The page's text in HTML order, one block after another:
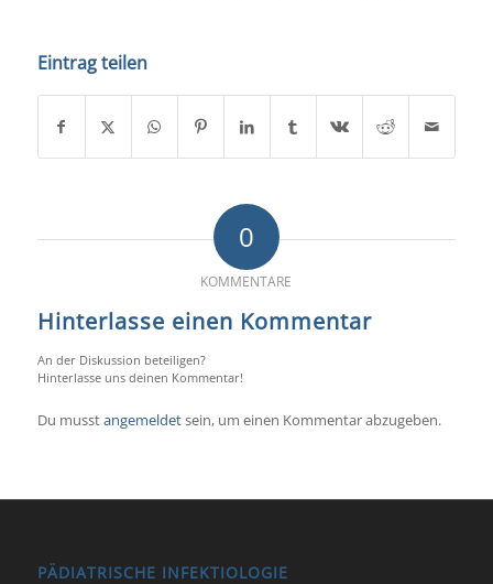
Eintrag teilen
0
KOMMENTARE
Hinterlasse einen Kommentar
An der Diskussion beteiligen?
Hinterlasse uns deinen Kommentar!
Du musstangemeldetsein, um einen Kommentar abzugeben.
PÄDIATRISCHE INFEKTIOLOGIE